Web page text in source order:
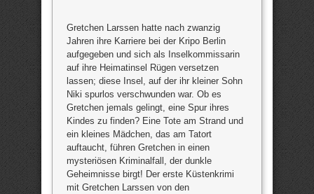
Gretchen Larssen hatte nach zwanzig
Jahren ihre Karriere bei der Kripo Berlin
aufgegeben und sich als Inselkommissarin
auf ihre Heimatinsel Rügen versetzen
lassen; diese Insel, auf der ihr kleiner Sohn
Niki spurlos verschwunden war. Ob es
Gretchen jemals gelingt, eine Spur ihres
Kindes zu finden? Eine Tote am Strand und
ein kleines Mädchen, das am Tatort
auftaucht, führen Gretchen in einen
mysteriösen Kriminalfall, der dunkle
Geheimnisse birgt! Der erste Küstenkrimi
mit Gretchen Larssen von den